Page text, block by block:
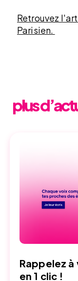
Retrouvez
Parisien.
plus
Rappelez
en 1 clic !